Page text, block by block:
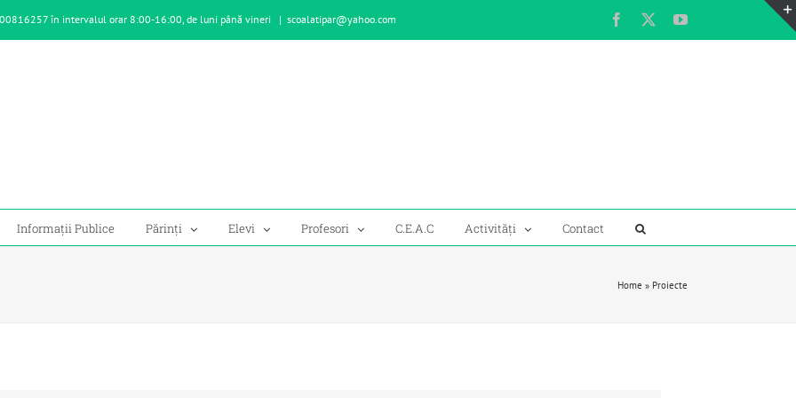
în intervalul orar 8:00-16:00, de luni până vineri | scoalatipar@yahoo.com Facebook YouTube
Informații Publice Părinți Elevi Profesori C.E.A.C Activități Contact
Home » Proiecte